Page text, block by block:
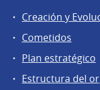
Creación y
Cometidos
Plan estratégico
Estructura del